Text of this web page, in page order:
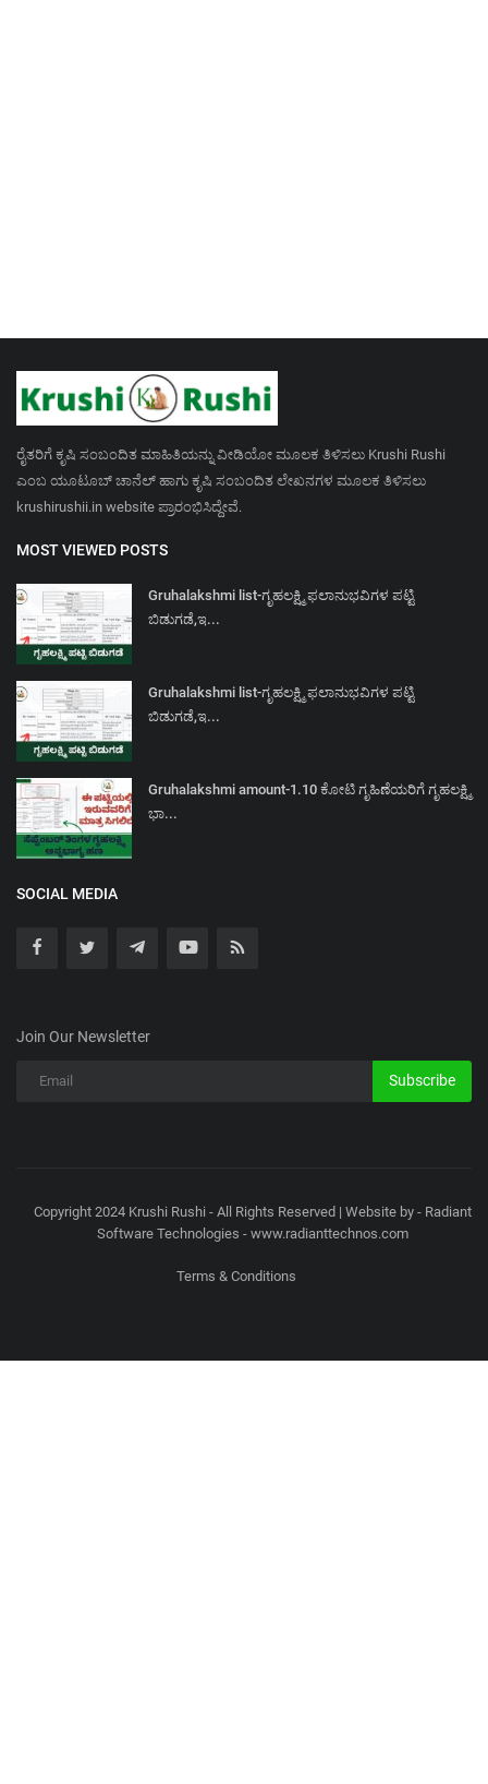
ರೈತರಿಗೆ ಕೃಷಿ ಸಂಬಂದಿತ ಮಾಹಿತಿಯನ್ನು ವೀಡಿಯೋ ಮೂಲಕ ತಿಳಿಸಲು Krushi Rushi
ಎಂಬ ಯೂಟೂಬ್ ಚಾನೆಲ್ ಹಾಗು ಕೃಷಿ ಸಂಬಂದಿತ ಲೇಖನಗಳ ಮೂಲಕ ತಿಳಿಸಲು
krushirushii.in website ಪ್ರಾರಂಭಿಸಿದ್ದೇವೆ.
MOST VIEWED POSTS
Gruhalakshmi list-ಗೃಹಲಕ್ಷ್ಮಿ ಫಲಾನುಭವಿಗಳ ಪಟ್ಟಿ
ಬಿಡುಗಡೆ,ಇ...
Gruhalakshmi list-ಗೃಹಲಕ್ಷ್ಮಿ ಫಲಾನುಭವಿಗಳ ಪಟ್ಟಿ
ಬಿಡುಗಡೆ,ಇ...
Gruhalakshmi amount-1.10 ಕೋಟಿ ಗೃಹಿಣೆಯರಿಗೆ ಗೃಹಲಕ್ಷ್ಮಿ
ಭಾ...
SOCIAL MEDIA
Join Our Newsletter
Subscribe
Copyright 2024 Krushi Rushi - All Rights Reserved | Website by - Radiant
Software Technologies - www.radianttechnos.com
Terms & Conditions